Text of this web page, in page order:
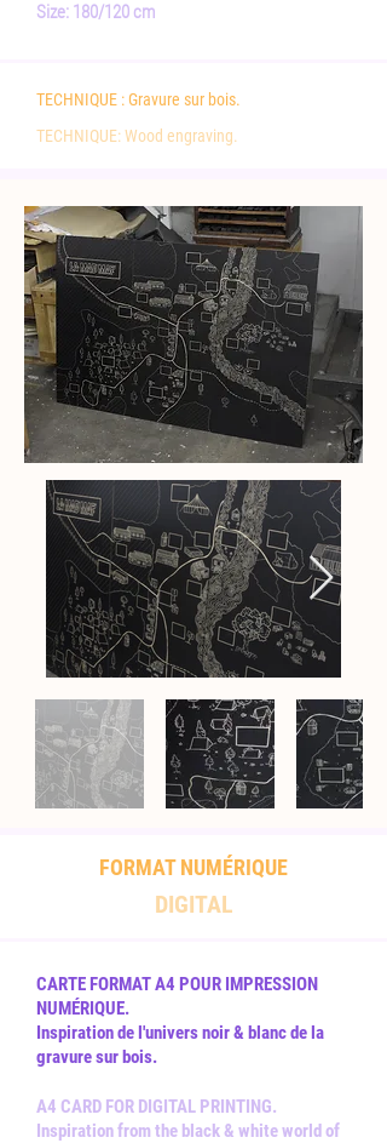
Size: 180/120 cm
TECHNIQUE :Gravure sur bois.
TECHNIQUE: Wood engraving.
FORMAT NUMÉRIQUE
DIGITAL
CARTE FORMAT A4 POUR IMPRESSION
NUMÉRIQUE.
Inspiration de l'univers noir & blanc de la
gravure sur bois.
A4 CARD FOR DIGITAL PRINTING.
Inspiration from the black & white world of